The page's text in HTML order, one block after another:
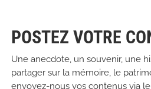
POSTEZ VOTRE
Une anecdote, un souvenir, une
partager sur la mémoire, le
envoyez-nous vos contenus via